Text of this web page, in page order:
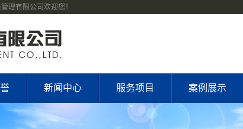
理有限公司欢迎您！
新闻中心 服务项目
物业管理
案例展示
合作单位